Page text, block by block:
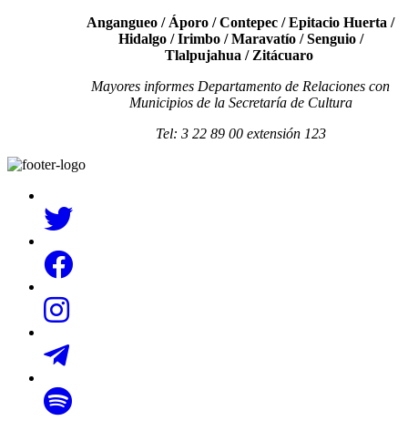
Angangueo / Áporo / Contepec / Epitacio Huerta /
Hidalgo / Irimbo / Maravatío / Senguio /
Tlalpujahua / Zitácuaro
Mayores informes Departamento de Relaciones con
Municipios de la Secretaría de Cultura
Tel: 3 22 89 00 extensión 123